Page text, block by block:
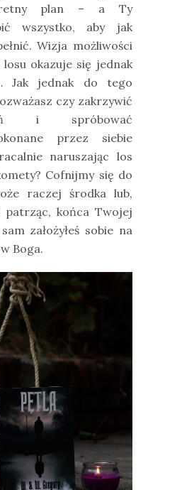
plan – a Ty
wszystko, aby jak
Wizja możliwości
okazuje się jednak
Jak jednak do tego
czy zakrzywić
i spróbować
przez siebie
naruszając los
Cofnijmy się do
raczej środka lub,
patrząc, końca Twojej
założyłeś sobie na
Boga.